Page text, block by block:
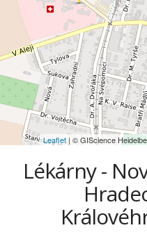
Leaflet | © GIScience
Lékárny -